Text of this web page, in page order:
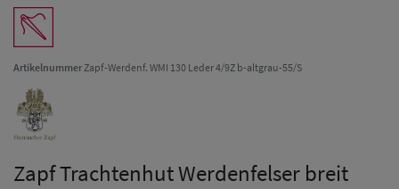
ArtikelnummerZapf-Werdenf. WMI 130 Leder 4/9Z b-altgrau-55/S
Zapf Trachtenhut Werdenfelser breit